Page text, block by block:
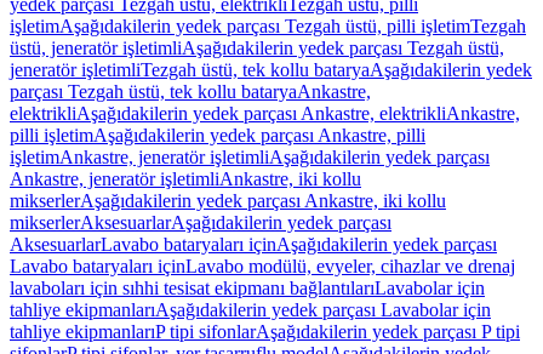
yedek parçası Tezgah üstü, elektrikli Tezgah üstü, pilli
işletimAşağıdakilerin yedek parçası Tezgah üstü, pilli işletimTezgah
üstü, jeneratör işletimliAşağıdakilerin yedek parçası Tezgah üstü,
jeneratör işletimliTezgah üstü, tek kollu bataryaAşağıdakilerin yedek
parçası Tezgah üstü, tek kollu bataryaAnkastre,
elektrikliAşağıdakilerin yedek parçası Ankastre, elektrikliAnkastre,
pilli işletimAşağıdakilerin yedek parçası Ankastre, pilli
işletimAnkastre, jeneratör işletimliAşağıdakilerin yedek parçası
Ankastre, jeneratör işletimliAnkastre, iki kollu
mikserlerAşağıdakilerin yedek parçası Ankastre, iki kollu
mikserlerAksesuarlarAşağıdakilerin yedek parçası
AksesuarlarLavabo bataryaları içinAşağıdakilerin yedek parçası
Lavabo bataryaları içinLavabo modülü, evyeler, cihazlar ve drenaj
lavaboları için sıhhi tesisat ekipmanı bağlantılarıLavabolar için
tahliye ekipmanlarıAşağıdakilerin yedek parçası Lavabolar için
tahliye ekipmanlarıP tipi sifonlarAşağıdakilerin yedek parçası P tipi